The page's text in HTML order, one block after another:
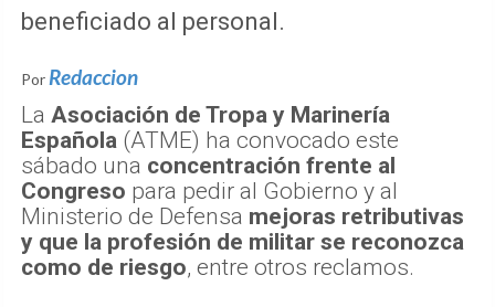
beneficiado al personal.
Por Redaccion
La Asociación de Tropa y Marinería
Española (ATME) ha convocado este
sábado una concentración frente al
Congreso para pedir al Gobierno y al
Ministerio de Defensa mejoras retributivas
y que la profesión de militar se reconozca
como de riesgo, entre otros reclamos.